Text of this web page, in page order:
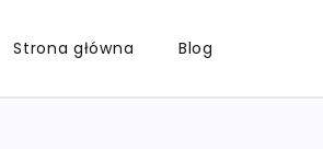
Strona główna Blog